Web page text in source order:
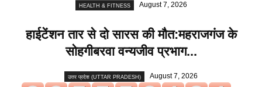
HEALTH & FITNESS August 7, 2026
हाईटेंशन तार से दो सारस की मौत:महराजगंज के
सोहगीबरवा वन्यजीव प्रभाग...
उत्तर प्रदेश (UTTAR PRADESH) August 7, 2026